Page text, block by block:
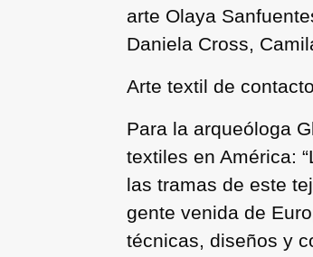
arte Olaya
Daniela Cross,
Arte textil de contacto
Para la arqueóloga
textiles en América:
las tramas de este
gente venida de
técnicas, diseños y